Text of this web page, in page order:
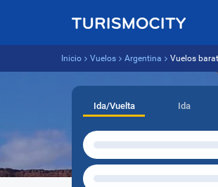
Inicio Vuelos Argentina Vuelos
Ida/Vuelta Ida